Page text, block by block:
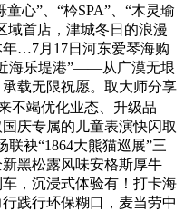
心”、“枔SPA”、“木灵瑜
域首店，津城冬日的浪漫
…7月17日河东爱琴海购
海乐堤港”——从广漠无垠
载无限祝愿。取大师分享
不竭优化业态、升级品
庆专属的儿童表演快闪取
袂“1864大熊猫巡展”三
黑松露风味安格斯厚牛
，沉浸式体验有！打卡海
践行环保糊口，麦当劳中